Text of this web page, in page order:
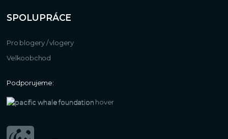
SPOLUPRÁCE
Pro blogery / vlogery
Velkoobchod
Podporujeme: